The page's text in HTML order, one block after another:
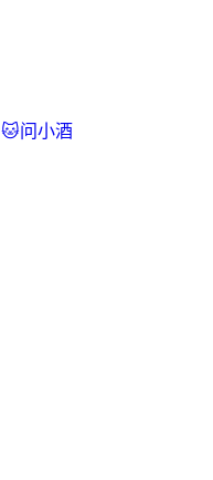
🐱问小酒